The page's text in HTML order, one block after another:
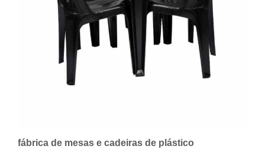
fábrica de mesas e cadeiras de plástico